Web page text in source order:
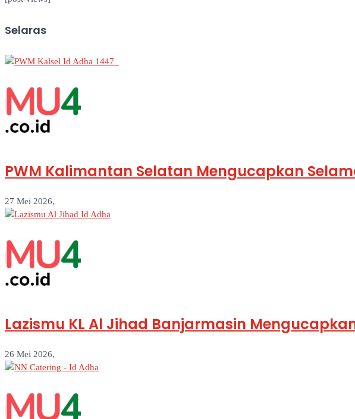
Selaras
PWM Kalimantan Selatan Mengucapkan
27 Mei 2026,
Lazismu KL Al Jihad Banjarmasin
26 Mei 2026,